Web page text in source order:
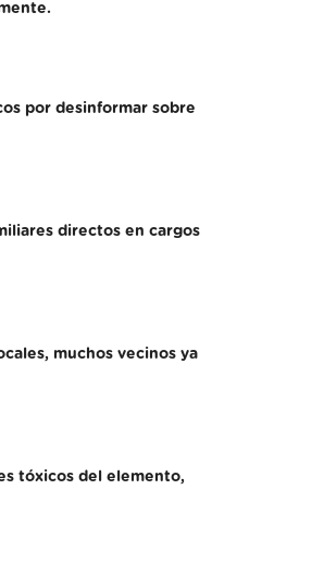
por desinformar sobre
directos en cargos
muchos vecinos ya
tóxicos del elemento,